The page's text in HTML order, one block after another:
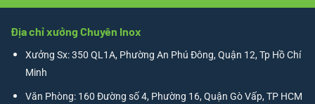
Địa chỉ xưởng Chuyên Inox
Xưởng Sx: 350 QL1A, Phường An Phú Đông, Quận 12, Tp Hồ Chí
Minh
Văn Phòng: 160 Đường số 4, Phường 16, Quận Gò Vấp, TP HCM